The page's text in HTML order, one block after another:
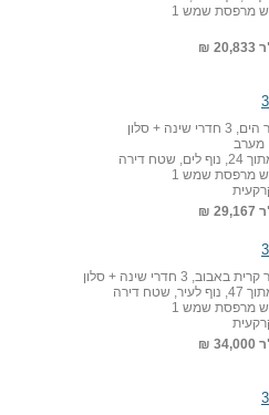
20,833 ₪
+ סלון
מערב
29,167 ₪
3 חדרי שינה + סלון
34,000 ₪